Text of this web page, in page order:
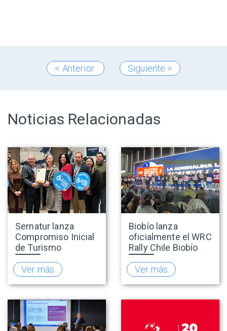
< Anterior Siguiente >
Noticias Relacionadas
Sernatur lanza
Compromiso Inicial
de Turismo
Accesible para
promover una
oferta turística más
inclusiva
Ver más
Biobío lanza
oficialmente el WRC
Rally Chile Biobío
2026 con 141
empresas
adheridas al Sello
Rally
Ver más